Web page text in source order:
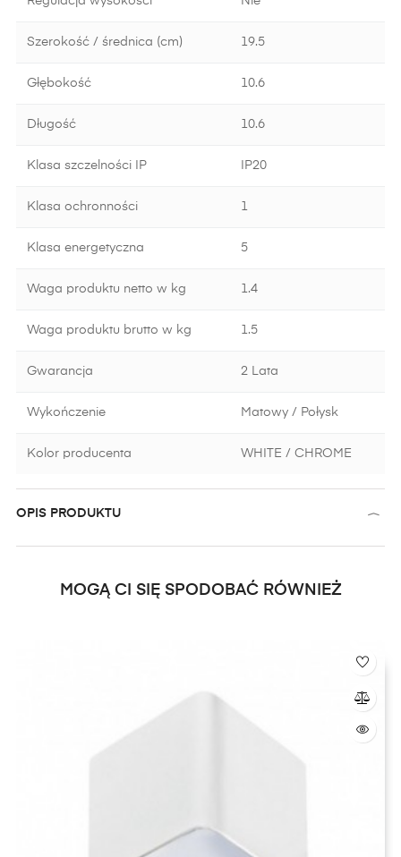
Szerokość / średnica (cm) 19.5
Głębokość 10.6
Długość 10.6
Klasa szczelności IP IP20
Klasa ochronności 1
Klasa energetyczna 5
Waga produktu netto w kg 1.4
Waga produktu brutto w kg 1.5
Gwarancja 2 Lata
Wykończenie Matowy / Połysk
Kolor producenta WHITE / CHROME
OPIS PRODUKTU
MOGĄ CI SIĘ SPODOBAĆ RÓWNIEŻ